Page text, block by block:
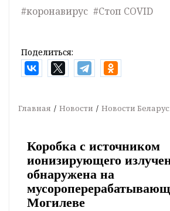
#коронавирус #Стоп COVID
Поделиться:
Главная Новости Новости
Коробка с источником
ионизирующего
обнаружена на
Могилеве